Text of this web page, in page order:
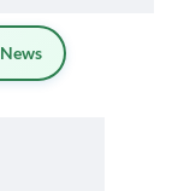
News